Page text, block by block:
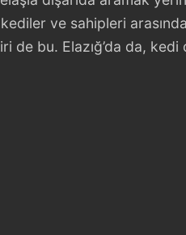
ve sahipleri
de bu. Elazığ’da da, kedi